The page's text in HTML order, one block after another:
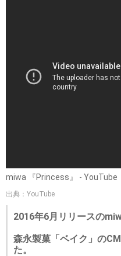
miwa 『Princess』 - YouTube
出典：YouTube
2016年6月リリースの
森永製菓「ベイク」の
た。